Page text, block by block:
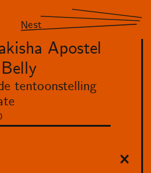
Nest
Apostel
tentoonstelling